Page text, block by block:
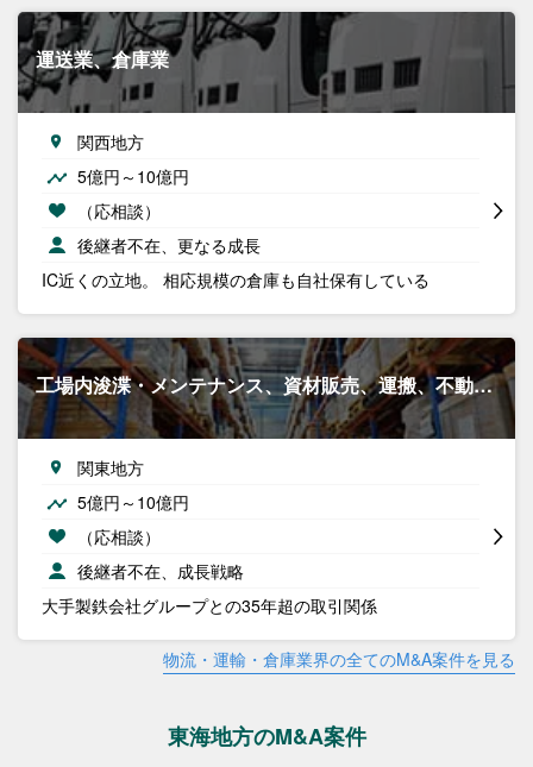
運送業、倉庫業
関西地方
5億円～10億円
（応相談）
後継者不在、更なる成長
IC近くの立地。 相応規模の倉庫も自社保有している
工場内浚渫・メンテナンス、資材販売、運搬、不動…
関東地方
5億円～10億円
（応相談）
後継者不在、成長戦略
大手製鉄会社グループとの35年超の取引関係
物流・運輸・倉庫業界の全てのM&A案件を見る
東海地方のM&A案件